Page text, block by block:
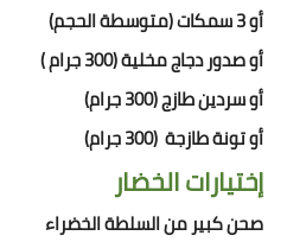
أو 3 سمكات (متوسطة الحجم)
أوصدور دجاج مخلية (300 جرام )
أو سردين طازج (300 جرام)
أو تونة طازجة (300 جرام)
إختيارات الخضار
صحن كبير من السلطة الخضراء